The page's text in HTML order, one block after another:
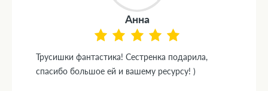
Анна
Трусишки фантастика! Сестренка подарила,
спасибо большое ей и вашему ресурсу! )